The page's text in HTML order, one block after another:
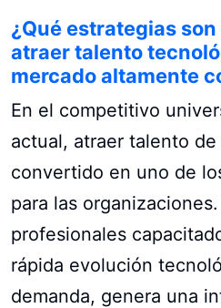
¿Qué estrategias
atraer talento
mercado altamente
En el competitivo
actual, atraer talento
convertido en uno de
para las
profesionales
rápida evolución
demanda, genera una